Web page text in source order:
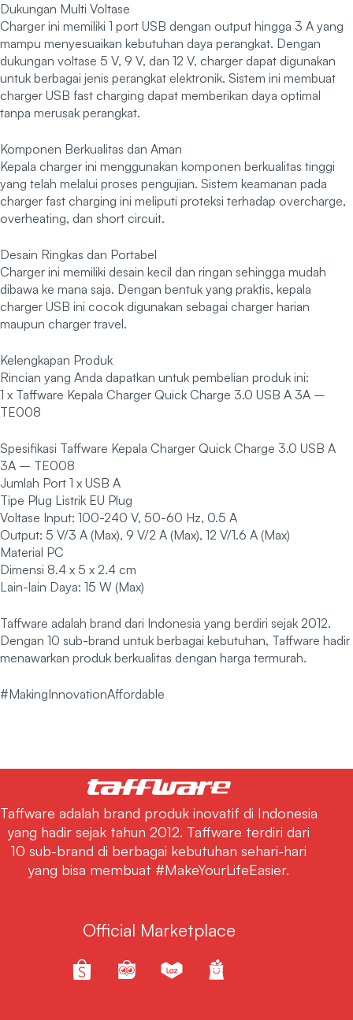
Dukungan Multi Voltase
Charger ini memiliki 1 port USB dengan output hingga 3 A yang
mampu menyesuaikan kebutuhan daya perangkat. Dengan
dukungan voltase 5 V, 9 V, dan 12 V, charger dapat digunakan
untuk berbagai jenis perangkat elektronik. Sistem ini membuat
charger USB fast charging dapat memberikan daya optimal
tanpa merusak perangkat.
Komponen Berkualitas dan Aman
Kepala charger ini menggunakan komponen berkualitas tinggi
yang telah melalui proses pengujian. Sistem keamanan pada
charger fast charging ini meliputi proteksi terhadap overcharge,
overheating, dan short circuit.
Desain Ringkas dan Portabel
Charger ini memiliki desain kecil dan ringan sehingga mudah
dibawa ke mana saja. Dengan bentuk yang praktis, kepala
charger USB ini cocok digunakan sebagai charger harian
maupun charger travel.
Kelengkapan Produk
Rincian yang Anda dapatkan untuk pembelian produk ini:
1 x Taffware Kepala Charger Quick Charge 3.0 USB A 3A –
TE008
Spesifikasi Taffware Kepala Charger Quick Charge 3.0 USB A
3A – TE008
Jumlah Port 1 x USB A
Tipe Plug Listrik EU Plug
Voltase Input: 100-240 V, 50-60 Hz, 0.5 A
Output: 5 V/3 A (Max), 9 V/2 A (Max), 12 V/1.6 A (Max)
Material PC
Dimensi 8.4 x 5 x 2.4 cm
Lain-lain Daya: 15 W (Max)
Taffware adalah brand dari Indonesia yang berdiri sejak 2012.
Dengan 10 sub-brand untuk berbagai kebutuhan, Taffware hadir
menawarkan produk berkualitas dengan harga termurah.
#MakingInnovationAffordable
Taffware adalah brand produk inovatif di Indonesia
yang hadir sejak tahun 2012. Taffware terdiri dari
10 sub-brand di berbagai kebutuhan sehari-hari
yang bisa membuat #MakeYourLifeEasier.
Official Marketplace